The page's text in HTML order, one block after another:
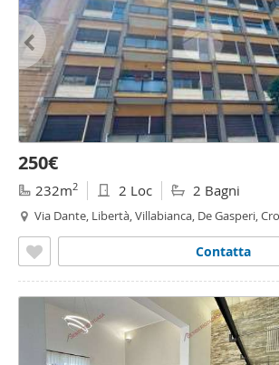
250€
232m2 2 Loc 2 Bagni
Via Dante, Libertà, Villabianca, De Gasperi,
Contatta